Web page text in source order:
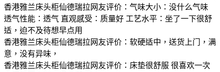
香港雅兰床头柜仙德瑞拉网友评价：气味大小：没什么气味
透气性能：透气 直观感受：质量好 工艺水平：坐了一下很舒
适，迫不及待想早点用
香港雅兰床头柜仙德瑞拉网友评价：软硬适中，送货上门，满
意，没有异味，
香港雅兰床头柜仙德瑞拉网友评价：床垫很舒服 很喜欢一次